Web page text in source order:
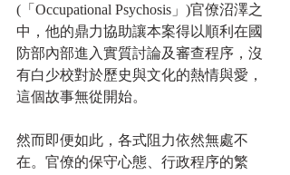
(「Occupational Psychosis」)官僚沼澤之
中，他的鼎力協助讓本案得以順利在國
防部內部進入實質討論及審查程序，沒
有白少校對於歷史與文化的熱情與愛，
這個故事無從開始。
然而即便如此，各式阻力依然無處不
在。官僚的保守心態、行政程序的繁